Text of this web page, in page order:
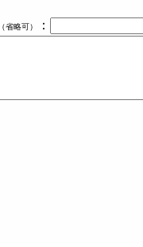
（省略可） ：